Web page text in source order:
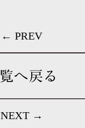
← PREV
NEXT →